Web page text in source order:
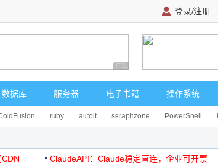
登录/注册
广告 商业广告，理性选择
数据库 服务器 电子书籍 操作系统
ruby autoit seraphzone PowerShell
ClaudeAPI：Claude稳定直连，企业可开票